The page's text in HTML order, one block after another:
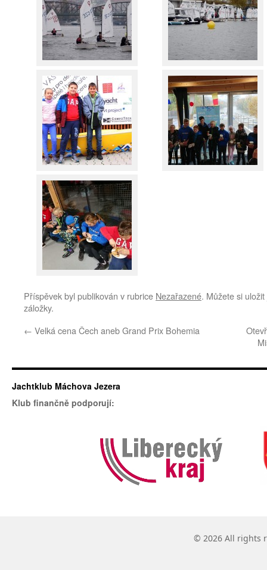
Příspěvek byl publikován v rubrice Nezařazené. Můžete si
záložky.
← Velká cena Čech aneb Grand Prix Bohemia
Jachtklub Máchova Jezera
Klub finančně podporují:
© 2026 All rights